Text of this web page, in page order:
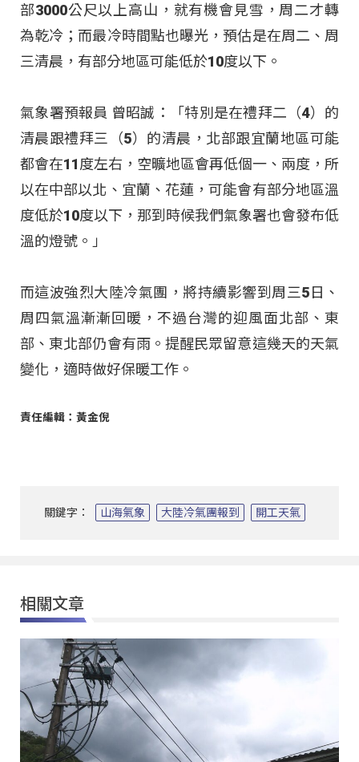
部3000公尺以上高山，就有機會見雪，周二才轉
為乾冷；而最冷時間點也曝光，預估是在周二、周
三清晨，有部分地區可能低於10度以下。
氣象署預報員 曾昭誠：「特別是在禮拜二（4）的
清晨跟禮拜三（5）的清晨，北部跟宜蘭地區可能
都會在11度左右，空曠地區會再低個一、兩度，所
以在中部以北、宜蘭、花蓮，可能會有部分地區溫
度低於10度以下，那到時候我們氣象署也會發布低
溫的燈號。」
而這波強烈大陸冷氣團，將持續影響到周三5日、
周四氣溫漸漸回暖，不過台灣的迎風面北部、東
部、東北部仍會有雨。提醒民眾留意這幾天的天氣
變化，適時做好保暖工作。
責任編輯：黃金倪
關鍵字： 山海氣象 大陸冷氣團報到 開工天氣
相關文章